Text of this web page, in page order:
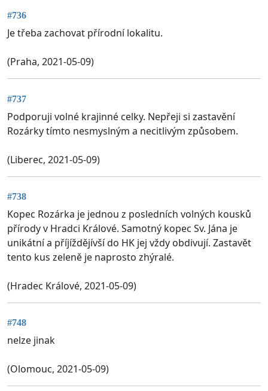
#736
Je třeba zachovat přírodní lokalitu.
(Praha, 2021-05-09)
#737
Podporuji volné krajinné celky. Nepřeji si zastavění
Rozárky tímto nesmyslným a necitlivým způsobem.
(Liberec, 2021-05-09)
#738
Kopec Rozárka je jednou z posledních volných kousků
přírody v Hradci Králové. Samotný kopec Sv. Jána je
unikátní a příjíždějívší do HK jej vždy obdivují. Zastavět
tento kus zeleně je naprosto zhýralé.
(Hradec Králové, 2021-05-09)
#748
nelze jinak
(Olomouc, 2021-05-09)